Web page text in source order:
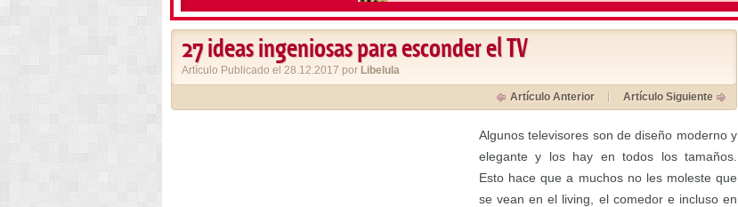
27 ideas ingeniosas para esconder el TV
Artículo Publicado el 28.12.2017 por Libelula
Artículo Anterior Artículo Siguiente
Algunos televisores son de diseño moderno y
elegante y los hay en todos los tamaños.
Esto hace que a muchos no les moleste que
se vean en el living, el comedor e incluso en